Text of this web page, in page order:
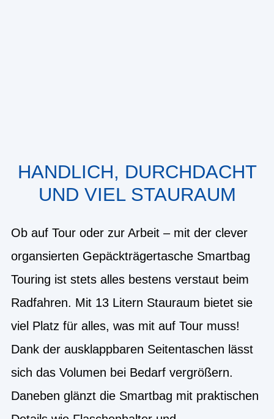
HANDLICH, DURCHDACHT
UND VIEL STAURAUM
Ob auf Tour oder zur Arbeit – mit der clever
organsierten Gepäckträgertasche Smartbag
Touring ist stets alles bestens verstaut beim
Radfahren. Mit 13 Litern Stauraum bietet sie
viel Platz für alles, was mit auf Tour muss!
Dank der ausklappbaren Seitentaschen lässt
sich das Volumen bei Bedarf vergrößern.
Daneben glänzt die Smartbag mit praktischen